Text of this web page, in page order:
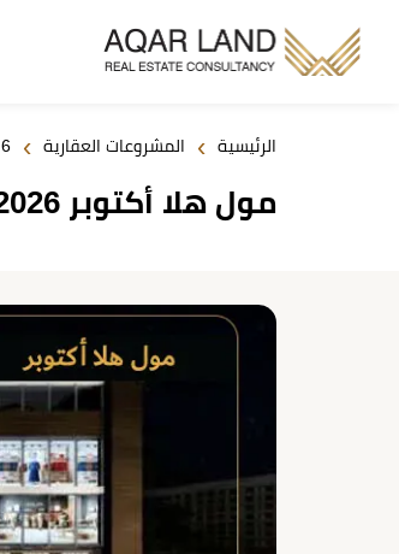
الرئيسية › المشروعات العقارية › 6 أكتوبر
مول هلا أكتوبر Mall Hala October 2026